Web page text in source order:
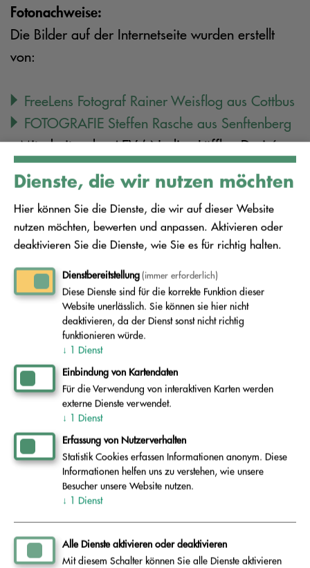
Fotonachweise:
Die Bilder auf der Internetseite wurden erstellt
von:
FreeLens Fotograf Rainer Weisflog aus Cottbus
FOTOGRAFIE Steffen Rasche aus Senftenberg
- Mitarbeiter des AEV ( Nadine Löffler, Desiré
Walther, Björn Naumann)
Der Urheber ist unter den Bildern oder in
unmittelbarer Nähe der Bilder vermerkt.
Elektronischer Verwaltungszugang:
Die vom AEV angegebenen E-Mail-Adressen
dienen nur zum Empfang einfacher Mitteilungen
ohne Signatur und/oder Verschlüsselung.
Möchten Sie Ihrer E-Mail Dateianhänge zur
Weiterverarbeitung beifügen, beachten Sie bitte,
dass derzeit vom AEV folgende Dateiformate
problemlos verarbeitet werden können:
Portable Document Format (.pdf)
Textdateien (.rtf oder .txt)
Dienste, die wir nutzen möchten
Hier können Sie die Dienste, die wir auf dieser Website
nutzen möchten, bewerten und anpassen. Aktivieren oder
deaktivieren Sie die Dienste, wie Sie es für richtig halten.
Dienstbereitstellung(immer erforderlich)
Diese Dienste sind für die korrekte Funktion dieser
Website unerlässlich. Sie können sie hier nicht
deaktivieren, da der Dienst sonst nicht richtig
funktionieren würde.
↓ 1 Dienst
Einbindung von Kartendaten
Für die Verwendung von interaktiven Karten werden
externe Dienste verwendet.
↓ 1 Dienst
Erfassung von Nutzerverhalten
Statistik Cookies erfassen Informationen anonym. Diese
Informationen helfen uns zu verstehen, wie unsere
Besucher unsere Website nutzen.
↓ 1 Dienst
Alle Dienste aktivieren oder deaktivieren
Mit diesem Schalter können Sie alle Dienste aktivieren